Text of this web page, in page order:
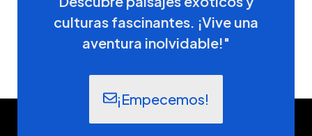
culturas fascinantes. ¡Vive una
aventura inolvidable!"
¡Empecemos!